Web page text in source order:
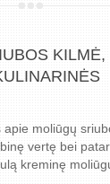
KILMĖ,
moliūgų
vertę bei
kreminę